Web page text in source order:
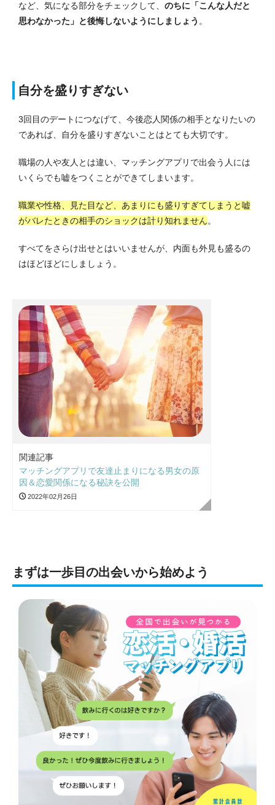
など、気になる部分をチェックして、 のちに「こんな人だと
思わなかった」と後悔しないようにしましょう 。
自分を盛りすぎない
3回目のデートにつなげて、今後恋人関係の相手となりたいの
であれば、自分を盛りすぎないことはとても大切です。
職場の人や友人とは違い、マッチングアプリで出会う人には
いくらでも嘘をつくことができてしまいます。
職業や性格、見た目など、あまりにも盛りすぎてしまうと嘘
がバレたときの相手のショックは計り知れません。
すべてをさらけ出せとはいいませんが、内面も外見も盛るの
はほどほどにしましょう。
関連記事
マッチングアプリで友達止まりになる男女の原
因＆恋愛関係になる秘訣を公開
2022年02月26日
まずは一歩目の出会いから始めよう